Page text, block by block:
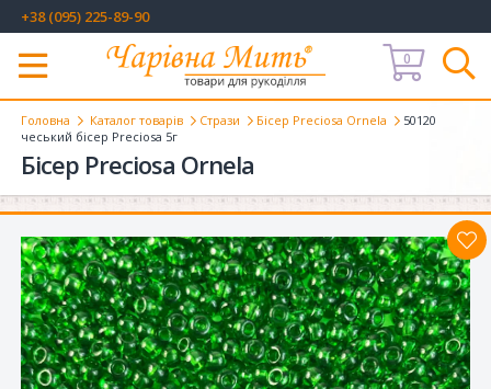
+38 (095) 225-89-90
Меню
0
Головна Каталог товарів Стрази Бісер Preciosa Ornela
50120
чеський бісер Preciosa 5г
Бісер Preciosa Ornela